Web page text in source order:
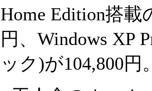
Home Edition搭載
円、Windows XP
ック)が104,800円